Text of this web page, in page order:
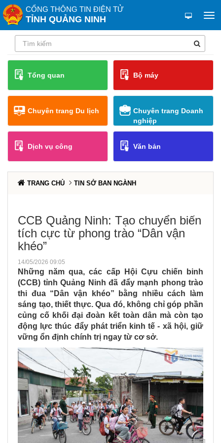
CỔNG THÔNG TIN ĐIỆN TỬ
TỈNH QUẢNG NINH
Tổng quan Bộ máy
Chuyên trang Du lịch
Chuyên trang Doanh
nghiệp
Dịch vụ công Văn bản
TRANG CHỦ TIN SỞ BAN NGÀNH
CCB Quảng Ninh: Tạo chuyển biến
tích cực từ phong trào “Dân vận
khéo”
14/05/2026 09:05
Những năm qua, các cấp Hội Cựu chiến binh
(CCB) tỉnh Quảng Ninh đã đẩy mạnh phong trào
thi đua “Dân vận khéo” bằng nhiều cách làm
sáng tạo, thiết thực. Qua đó, không chỉ góp phần
củng cố khối đại đoàn kết toàn dân mà còn tạo
động lực thúc đẩy phát triển kinh tế - xã hội, giữ
vững ổn định chính trị ngay từ cơ sở.